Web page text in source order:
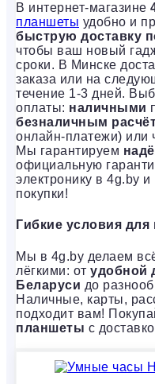
В интернет-магазине
планшеты удобно и
быструю доставку
чтобы ваш новый
сроки. В Минске
заказа или на
течение 1-3 дней.
оплаты: наличными
безналичным
онлайн-платежи) или
Мы гарантируем
официальную
электронику в 4g.by
покупки!
Гибкие условия
Мы в 4g.by делаем
лёгкими: от удобной
Беларуси до
Наличные, карты,
подходит вам!
планшеты с